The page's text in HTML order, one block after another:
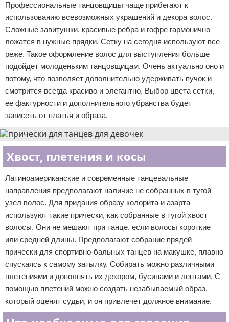
Профессиональные танцовщицы чаще прибегают к
использованию всевозможных украшений и декора волос.
Сложные завитушки, красивые ребра и гофре гармонично
ложатся в нужные прядки. Сетку на сегодня используют все
реже. Такое оформление волос для выступления больше
подойдет молоденьким танцовщицам. Очень актуально оно и
потому, что позволяет дополнительно удерживать пучок и
смотрится всегда красиво и элегантно. Выбор цвета сетки,
ее фактурности и дополнительного убранства будет
зависеть от платья и образа.
Хвост, плетения и косы
Латиноамериканские и современные танцевальные
направления предполагают наличие не собранных в тугой
узел волос. Для придания образу колорита и азарта
используют такие прически, как собранные в тугой хвост
волосы. Они не мешают при танце, если волосы короткие
или средней длины. Предполагают собрание прядей
прически для спортивно-бальных танцев на макушке, плавно
спускаясь к самому затылку. Собирать можно различными
плетениями и дополнять их декором, бусинами и лентами. С
помощью плетений можно создать незабываемый образ,
который оценят судьи, и он привлечет должное внимание.